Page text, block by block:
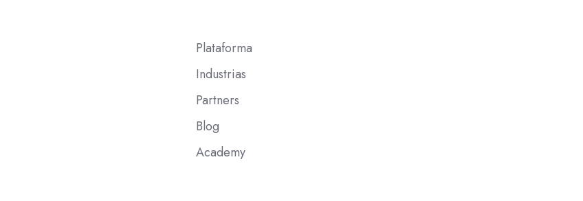
Plataforma
Industrias
Partners
Blog
Academy